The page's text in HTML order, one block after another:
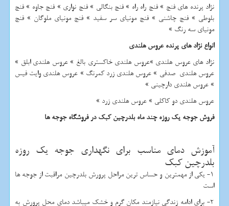
نژاد پرنده های فنچ » فنچ راه راه » فنچ بنگالی » فنچ نواری » فنچ جاوه » فنچ
بلوطی » فنچ چاشنی » فنچ مونیای سر سفید » فنچ مونیای ملوگان » فنچ
مونیای سه رنگ »
انواع نژاد های پرنده عروس هلندی
نژاد های عروس هلندی »عروس هلندی خاکستری بالغ » عروس هلندی ابلق »
عروس هلندی صدفی » عروس هلندی زرد کمرنگ » عروس هلندی وایت فیس
» عروس هلندی دارچینی »
عروس هلندی دو کاکلی » عروس هلندی زرد »
فروش جوجه یک روزه چند ماه بلدرچین کبک در فروشگاه جوجه ها
آموزش دمای مناسب برای نگهداری جوجه یک روزه
بلدرچین کبک
1- یکی از مهمترین و حساس ترین مراحل پرورش بلدرچین مراقبت از جوجه ها
است
2- برای ادامه زندگی نیازمند مکان گرم و خشک میباشد دمای محل پرورش به